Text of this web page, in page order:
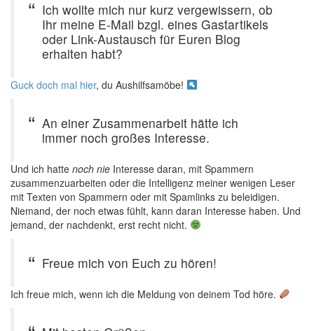
Ich wollte mich nur kurz vergewissern, ob
Ihr meine E-Mail bzgl. eines Gastartikels
oder Link-Austausch für Euren Blog
erhalten habt?
Guck doch mal hier, du Aushilfsamöbe!
An einer Zusammenarbeit hätte ich
immer noch großes Interesse.
Und ich hatte noch nie Interesse daran, mit Spammern
zusammenzuarbeiten oder die Intelligenz meiner wenigen Leser
mit Texten von Spammern oder mit Spamlinks zu beleidigen.
Niemand, der noch etwas fühlt, kann daran Interesse haben. Und
jemand, der nachdenkt, erst recht nicht.
Freue mich von Euch zu hören!
Ich freue mich, wenn ich die Meldung von deinem Tod höre.